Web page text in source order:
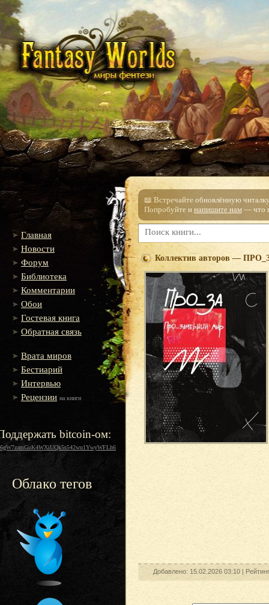
Главная
Новости
Форум
Библиотека
Комментарии
Обои
Гостевая книга
Обратная связь
Врата миров
Бестиарий
Интервью
Рецензии на книги
bitcoin-ом:
Облако тегов
📖 Встречайте обновлённую
Попробуйте и напишите нам — что
Коллектив авторов —
Добавлено: 15.02.2026 03:10 |